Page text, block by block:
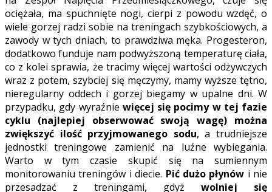
ociężała, ma spuchnięte nogi, cierpi z powodu wzdęć, o
wiele gorzej radzi sobie na treningach szybkościowych, a
zawody w tych dniach, to prawdziwa męka. Progesteron,
dodatkowo funduje nam podwyższoną temperaturę ciała,
co z kolei sprawia, że tracimy więcej wartości odżywczych
wraz z potem, szybciej się męczymy, mamy wyższe tętno,
nieregularny oddech i gorzej biegamy w upalne dni. W
przypadku, gdy wyraźnie więcej się pocimy w tej fazie
cyklu (najlepiej obserwować swoją wagę) można
zwiększyć ilość przyjmowanego sodu, a trudniejsze
jednostki treningowe zamienić na luźne wybiegania.
Warto w tym czasie skupić się na sumiennym
monitorowaniu treningów i diecie. Pić dużo płynów i nie
przesadzać z treningami, gdyż wolniej się